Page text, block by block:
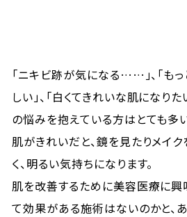
「ニキビ跡が気になる……」、「も
しい」、「白くてきれいな肌になり
の悩みを抱えている方はとても多い
肌がきれいだと、鏡を見たりメイ
く、明るい気持ちになります。
肌を改善するために美容医療に興
て効果がある施術はないのかと、